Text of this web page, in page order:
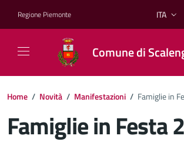
Regione Piemonte Lingua
ITA
Comune di
Home / Novità / Manifestazioni / Famiglie in
Famiglie in Festa